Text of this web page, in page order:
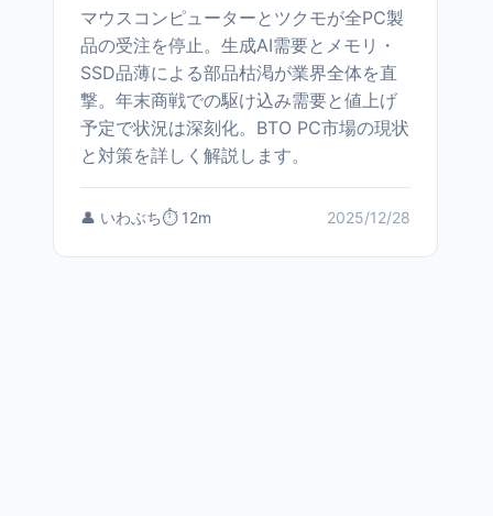
マウスコンピューターとツクモが全PC製
品の受注を停止。生成AI需要とメモリ・
SSD品薄による部品枯渇が業界全体を直
撃。年末商戦での駆け込み需要と値上げ
予定で状況は深刻化。BTO PC市場の現状
と対策を詳しく解説します。
👤 いわぶち⏱️ 12m 2025/12/28